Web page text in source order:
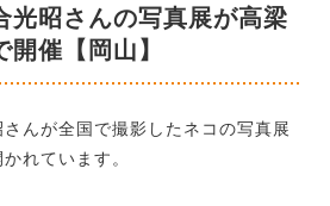
昭さんの写真展が高梁
開催【岡山】
んが全国で撮影したネコの写真展
れています。